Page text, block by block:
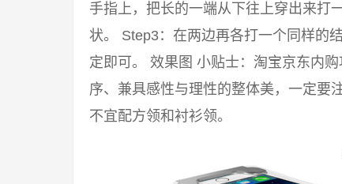
手指上，把长的一端从下往上穿出来打
状。 Step3：在两边再各打一个同样的
定即可。 效果图 小贴士：淘宝京东内
序、兼具感性与理性的整体美，一定要
不宜配方领和衬衫领。